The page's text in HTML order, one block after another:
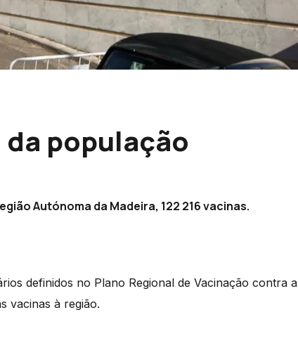
da população
Autónoma da Madeira, 122 216 vacinas.
definidos no Plano Regional de Vacinação contra a
vacinas à região.